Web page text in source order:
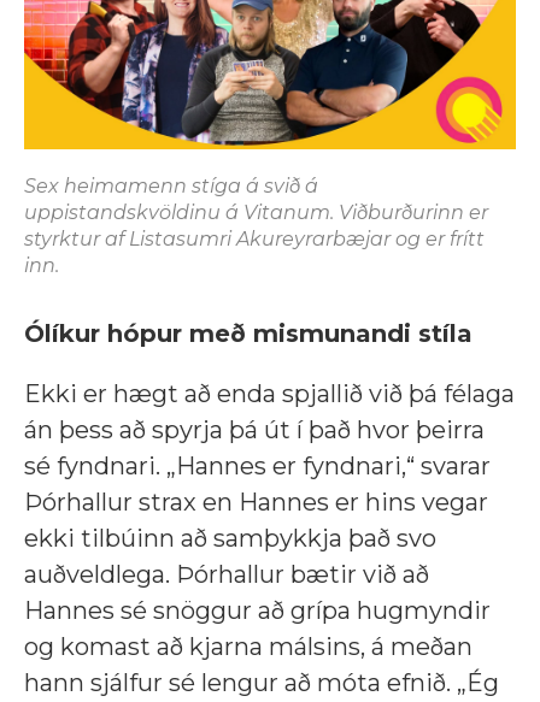
Sex heimamenn stíga á svið á
uppistandskvöldinu á Vitanum. Viðburðurinn er
styrktur af Listasumri Akureyrarbæjar og er frítt
inn.
Ólíkur hópur með mismunandi stíla
Ekki er hægt að enda spjallið við þá félaga
án þess að spyrja þá út í það hvor þeirra
sé fyndnari. „Hannes er fyndnari,“ svarar
Þórhallur strax en Hannes er hins vegar
ekki tilbúinn að samþykkja það svo
auðveldlega. Þórhallur bætir við að
Hannes sé snöggur að grípa hugmyndir
og komast að kjarna málsins, á meðan
hann sjálfur sé lengur að móta efnið. „Ég